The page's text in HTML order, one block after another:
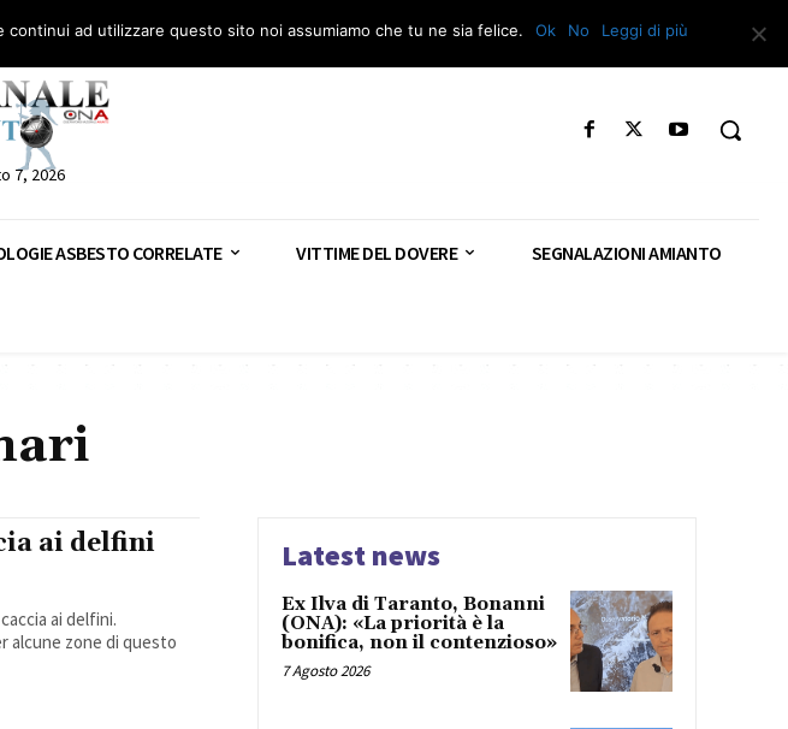
penale e lavoro Segnala – AGN Segnala – Repac
7, 2026
ASBESTO CORRELATE VITTIME DEL DOVERE SEGNALAZIONI AMIANTO
ai delfini
ai delfini.
alcune zone di questo
Latest news
Ex Ilva di Taranto, Bonanni
(ONA): «La priorità è la
bonifica, non il contenzioso»
7 Agosto 2026
ad utilizzare questo sito noi assumiamo che tu ne sia felice. Ok No Leggi di più